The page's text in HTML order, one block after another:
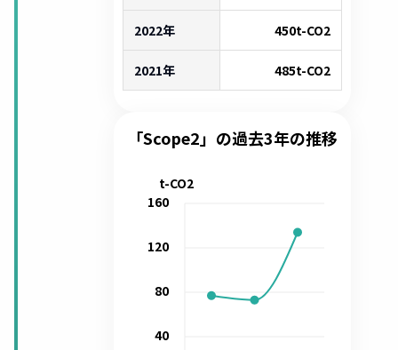
2022年 450t-CO2
2021年 485t-CO2
「Scope2」の過去3年の推移
40
80
120
160
t-CO2